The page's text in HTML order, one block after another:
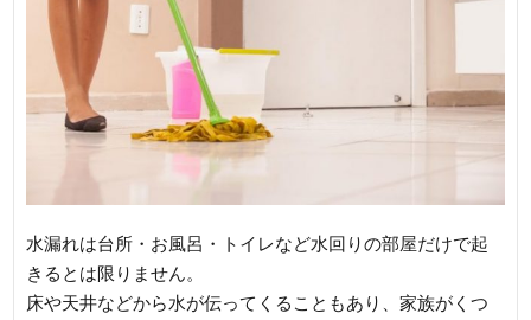
水漏れは台所・お風呂・トイレなど水回りの部屋だけで起
きるとは限りません。
床や天井などから水が伝ってくることもあり、家族がくつ